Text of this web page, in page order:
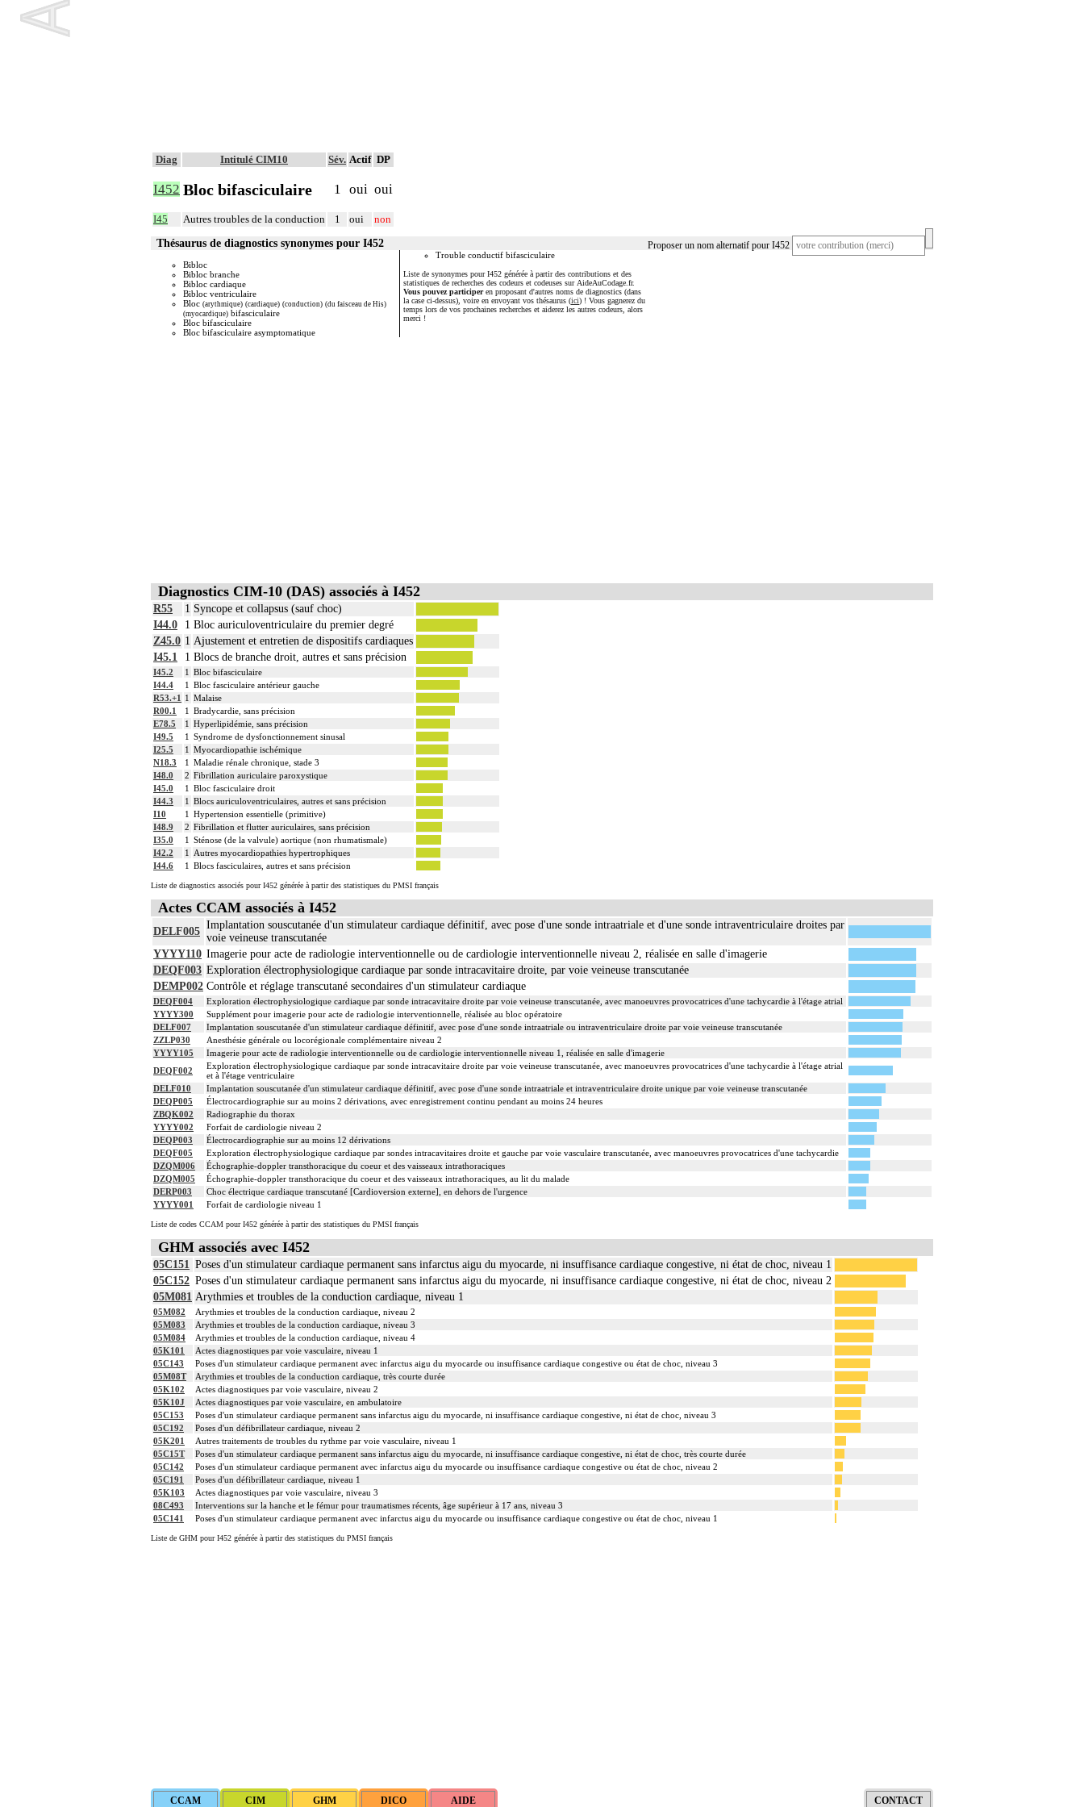
Diag Intitulé CIM10 Sév. Actif DP
I452 Bloc bifasciculaire 1 oui oui
I45 Autres troubles de la conduction 1 oui non
Proposer un nom alternatif pour I452
Thésaurus de diagnostics synonymes pour I452
Bibloc
Bibloc branche
Bibloc cardiaque
Bibloc ventriculaire
Bloc (arythmique) (cardiaque) (conduction) (du faisceau de His)
(myocardique) bifasciculaire
Bloc bifasciculaire
Bloc bifasciculaire asymptomatique
Trouble conductif bifasciculaire
Liste de synonymes pour I452 générée à partir des contributions et des
statistiques de recherches des codeurs et codeuses sur AideAuCodage.fr.
Vous pouvez participeren proposant d'autres noms de diagnostics (dans
la case ci-dessus), voire en envoyant vos thésaurus (ici) ! Vous gagnerez du
temps lors de vos prochaines recherches et aiderez les autres codeurs, alors
merci !
Diagnostics CIM-10 (DAS) associés à I452
R55 1 Syncope et collapsus (sauf choc)
I44.0
1 Bloc auriculoventriculaire du premier degré
Z45.0 1 Ajustement et entretien de dispositifs cardiaques
I45.1
1 Blocs de branche droit, autres et sans précision
I45.2 1 Bloc bifasciculaire
I44.4
1 Bloc fasciculaire antérieur gauche
R53.+1 1 Malaise
R00.1
1 Bradycardie, sans précision
E78.5
1 Hyperlipidémie, sans précision
I49.5
1 Syndrome de dysfonctionnement sinusal
I25.5
1 Myocardiopathie ischémique
N18.3
1 Maladie rénale chronique, stade 3
I48.0
2 Fibrillation auriculaire paroxystique
I45.0
1 Bloc fasciculaire droit
I44.3
1 Blocs auriculoventriculaires, autres et sans précision
I10
1 Hypertension essentielle (primitive)
I48.9
2 Fibrillation et flutter auriculaires, sans précision
I35.0
1 Sténose (de la valvule) aortique (non rhumatismale)
I42.2
1
Autres myocardiopathies hypertrophiques
I44.6
1 Blocs fasciculaires, autres et sans précision
Liste de diagnostics associés pour I452 générée à partir des statistiques du PMSI français
Actes CCAM associés à I452
DELF005
Implantation souscutanée d'un stimulateur cardiaque définitif, avec pose d'une sonde intraatriale et d'une sonde intraventriculaire droites par
voie veineuse transcutanée
YYYY110 Imagerie pour acte de radiologie interventionnelle ou de cardiologie interventionnelle niveau 2, réalisée en salle d'imagerie
DEQF003 Exploration électrophysiologique cardiaque par sonde intracavitaire droite, par voie veineuse transcutanée
DEMP002 Contrôle et réglage transcutané secondaires d'un stimulateur cardiaque
DEQF004
Exploration électrophysiologique cardiaque par sonde intracavitaire droite par voie veineuse transcutanée, avec manoeuvres provocatrices d'une tachycardie à l'étage atrial
YYYY300
Supplément pour imagerie pour acte de radiologie interventionnelle, réalisée au bloc opératoire
DELF007
Implantation souscutanée d'un stimulateur cardiaque définitif, avec pose d'une sonde intraatriale ou intraventriculaire droite par voie veineuse transcutanée
ZZLP030
Anesthésie générale ou locorégionale complémentaire niveau 2
YYYY105
Imagerie pour acte de radiologie interventionnelle ou de cardiologie interventionnelle niveau 1, réalisée en salle d'imagerie
DEQF002
Exploration électrophysiologique cardiaque par sonde intracavitaire droite par voie veineuse transcutanée, avec manoeuvres provocatrices d'une tachycardie à l'étage atrial
et à l'étage ventriculaire
DELF010
Implantation souscutanée d'un stimulateur cardiaque définitif, avec pose d'une sonde intraatriale et intraventriculaire droite unique par voie veineuse transcutanée
DEQP005
Électrocardiographie sur au moins 2 dérivations, avec enregistrement continu pendant au moins 24 heures
ZBQK002
Radiographie du thorax
YYYY002
Forfait de cardiologie niveau 2
DEQP003
Électrocardiographie sur au moins 12 dérivations
DEQF005
Exploration électrophysiologique cardiaque par sondes intracavitaires droite et gauche par voie vasculaire transcutanée, avec manoeuvres provocatrices d'une tachycardie
DZQM006
Échographie-doppler transthoracique du coeur et des vaisseaux intrathoraciques
DZQM005
Échographie-doppler transthoracique du coeur et des vaisseaux intrathoraciques, au lit du malade
DERP003
Choc électrique cardiaque transcutané [Cardioversion externe], en dehors de l'urgence
YYYY001
Forfait de cardiologie niveau 1
Liste de codes CCAM pour I452 générée à partir des statistiques du PMSI français
GHM associés avec I452
05C151
Poses d'un stimulateur cardiaque permanent sans infarctus aigu du myocarde, ni insuffisance cardiaque congestive, ni état de choc, niveau 1
05C152 Poses d'un stimulateur cardiaque permanent sans infarctus aigu du myocarde, ni insuffisance cardiaque congestive, ni état de choc, niveau 2
05M081 Arythmies et troubles de la conduction cardiaque, niveau 1
05M082
Arythmies et troubles de la conduction cardiaque, niveau 2
05M083
Arythmies et troubles de la conduction cardiaque, niveau 3
05M084
Arythmies et troubles de la conduction cardiaque, niveau 4
05K101
Actes diagnostiques par voie vasculaire, niveau 1
05C143
Poses d'un stimulateur cardiaque permanent avec infarctus aigu du myocarde ou insuffisance cardiaque congestive ou état de choc, niveau 3
05M08T
Arythmies et troubles de la conduction cardiaque, très courte durée
05K102
Actes diagnostiques par voie vasculaire, niveau 2
05K10J
Actes diagnostiques par voie vasculaire, en ambulatoire
05C153
Poses d'un stimulateur cardiaque permanent sans infarctus aigu du myocarde, ni insuffisance cardiaque congestive, ni état de choc, niveau 3
05C192
Poses d'un défibrillateur cardiaque, niveau 2
05K201
Autres traitements de troubles du rythme par voie vasculaire, niveau 1
05C15T
Poses d'un stimulateur cardiaque permanent sans infarctus aigu du myocarde, ni insuffisance cardiaque congestive, ni état de choc, très courte durée
05C142
Poses d'un stimulateur cardiaque permanent avec infarctus aigu du myocarde ou insuffisance cardiaque congestive ou état de choc, niveau 2
05C191
Poses d'un défibrillateur cardiaque, niveau 1
05K103
Actes diagnostiques par voie vasculaire, niveau 3
08C493
Interventions sur la hanche et le fémur pour traumatismes récents, âge supérieur à 17 ans, niveau 3
05C141
Poses d'un stimulateur cardiaque permanent avec infarctus aigu du myocarde ou insuffisance cardiaque congestive ou état de choc, niveau 1
Liste de GHM pour I452 générée à partir des statistiques du PMSI français